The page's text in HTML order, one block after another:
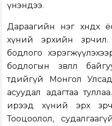
үнэндээ.
Дараагийн нэг хөндөх
хүний эрхийн
бодлого
бодлогын зөвлөл
төдийгүй Монгол
асуудал адагтаа
ирээд хүний эрх
Тооцоолол,